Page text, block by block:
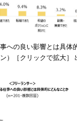
への良い影響とは具体
）［クリックで拡大］